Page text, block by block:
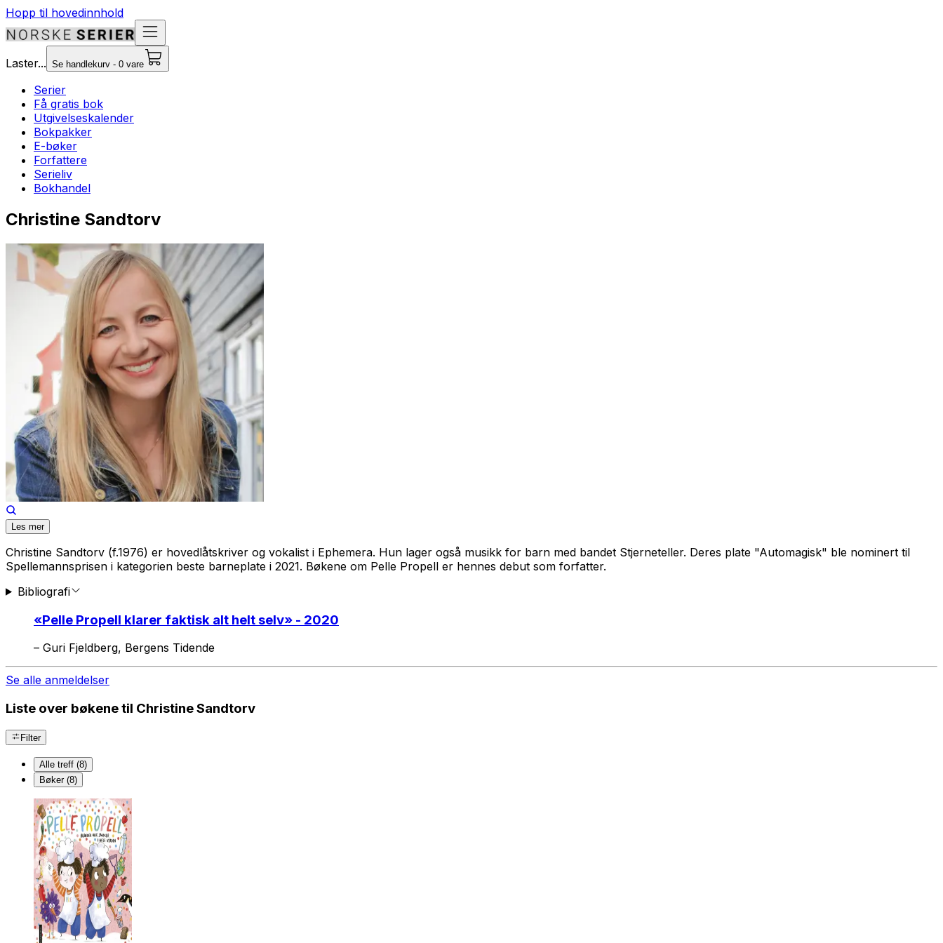
Hopp til hovedinnhold
Laster... Se handlekurv - 0 vare
Serier
Få gratis bok
Utgivelseskalender
Bokpakker
E-bøker
Forfattere
Serieliv
Bokhandel
Christine Sandtorv
Les mer
Christine Sandtorv (f.1976) er hovedlåtskriver og vokalist i Ephemera. Hun lager også musikk for barn med bandet Stjerneteller. Deres plate "Automagisk" ble nominert til
Spellemannsprisen i kategorien beste barneplate i 2021. Bøkene om Pelle Propell er hennes debut som forfatter.
Bibliografi
«Pelle Propell klarer faktisk alt helt selv» - 2020
– Guri Fjeldberg, Bergens Tidende
Se alle anmeldelser
Liste over bøkene til Christine Sandtorv
Filter
Alle treff (8)
Bøker (8)